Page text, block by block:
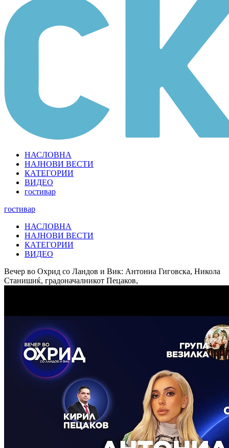
НАСЛОВНА
НАЈНОВИ ВЕСТИ
КАТЕГОРИИ
ВИДЕО
гостивар
гостивар
НАСЛОВНА
НАЈНОВИ ВЕСТИ
КАТЕГОРИИ
ВИДЕО
Вечер во Охрид со Ландов и Вик: Антониа Гиговска, Никола
Станишиќ, градоначалникот Пецаков,